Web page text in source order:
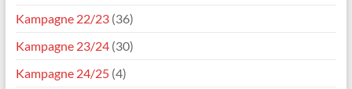
Kampagne 22/23(36)
Kampagne 23/24(30)
Kampagne 24/25(4)